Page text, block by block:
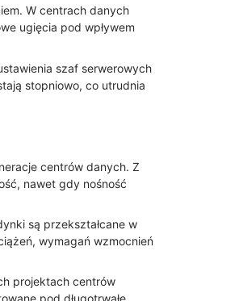
W centrach danych
ugięcia pod wpływem
szaf serwerowych
stopniowo, co utrudnia
centrów danych. Z
nawet gdy nośność
są przekształcane w
wymagań wzmocnień
projektach centrów